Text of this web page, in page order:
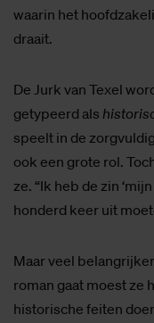
waarin het
draait.
De Jurk van Texel
getypeerd als
speelt in de
ook een grote rol.
ze. “Ik heb de zin
honderd keer uit
Maar veel
roman gaat moest ze
historische feiten